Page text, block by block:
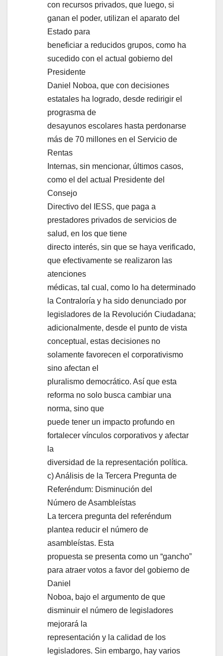
con recursos privados, que luego, si
ganan el poder, utilizan el aparato del
Estado para
beneficiar a reducidos grupos, como ha
sucedido con el actual gobierno del
Presidente
Daniel Noboa, que con decisiones
estatales ha logrado, desde redirigir el
prograsma de
desayunos escolares hasta perdonarse
más de 70 millones en el Servicio de
Rentas
Internas, sin mencionar, últimos casos,
como el del actual Presidente del
Consejo
Directivo del IESS, que paga a
prestadores privados de servicios de
salud, en los que tiene
directo interés, sin que se haya verificado,
que efectivamente se realizaron las
atenciones
médicas, tal cual, como lo ha determinado
la Contraloría y ha sido denunciado por
legisladores de la Revolución Ciudadana;
adicionalmente, desde el punto de vista
conceptual, estas decisiones no
solamente favorecen el corporativismo
sino afectan el
pluralismo democrático. Así que esta
reforma no solo busca cambiar una
norma, sino que
puede tener un impacto profundo en
fortalecer vínculos corporativos y afectar
la
diversidad de la representación política.
c) Análisis de la Tercera Pregunta de
Referéndum: Disminución del
Número de Asambleístas
La tercera pregunta del referéndum
plantea reducir el número de
asambleístas. Esta
propuesta se presenta como un “gancho”
para atraer votos a favor del gobierno de
Daniel
Noboa, bajo el argumento de que
disminuir el número de legisladores
mejorará la
representación y la calidad de los
legisladores. Sin embargo, hay varios